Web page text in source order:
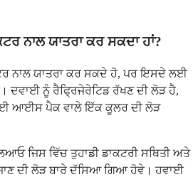
ਨਾਲ ਯਾਤਰਾ ਕਰ ਸਕਦਾ ਹਾਂ?
ਨਾਲ ਯਾਤਰਾ ਕਰ ਸਕਦੇ ਹੋ, ਪਰ ਇਸਦੇ ਲਈ
ਦਵਾਈ ਨੂੰ ਰੈਫ੍ਰਿਜੇਰੇਟਿਡ ਰੱਖਣ ਦੀ ਲੋੜ ਹੈ,
ਆਈਸ ਪੈਕ ਵਾਲੇ ਇੱਕ ਕੂਲਰ ਦੀ ਲੋੜ
ਜਿਸ ਵਿੱਚ ਤੁਹਾਡੀ ਡਾਕਟਰੀ ਸਥਿਤੀ ਅਤੇ
ਦੀ ਲੋੜ ਬਾਰੇ ਦੱਸਿਆ ਗਿਆ ਹੋਵੇ। ਹਵਾਈ